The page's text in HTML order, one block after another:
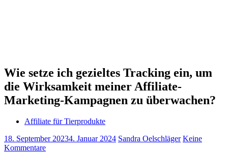
Wie setze ich gezieltes Tracking ein, um
die Wirksamkeit meiner Affiliate-
Marketing-Kampagnen zu überwachen?
Affiliate für Tierprodukte
18. September 20234. Januar 2024 Sandra Oelschläger Keine
Kommentare